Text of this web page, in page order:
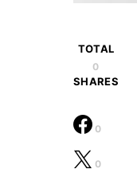
TOTAL
0
SHARES
0
0